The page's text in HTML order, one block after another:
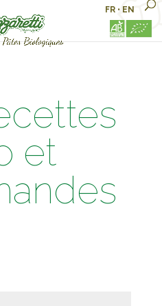
FR • EN
et